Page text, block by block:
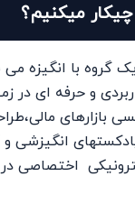
میکنیم؟
با انگیزه
و حرفه ای در
بازارهای
انگیزشی و
اختصاصی